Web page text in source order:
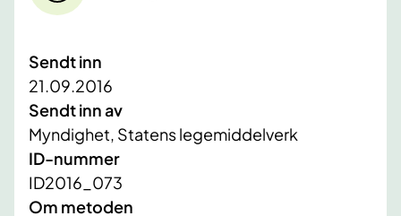
Sendt inn
21.09.2016
Sendt inn av
Myndighet, Statens legemiddelverk
ID-nummer
ID2016_073
Om metoden